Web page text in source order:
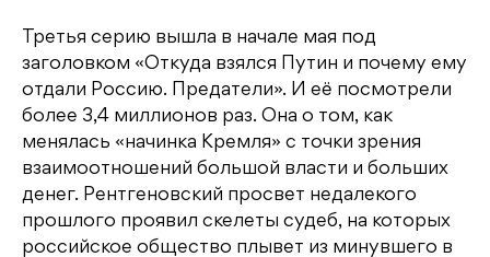
Третья серию вышла в начале мая под
заголовком «Откуда взялся Путин и почему ему
отдали Россию. Предатели». И её посмотрели
более 3,4 миллионов раз. Она о том, как
менялась «начинка Кремля» с точки зрения
взаимоотношений большой власти и больших
денег. Рентгеновский просвет недалекого
прошлого проявил скелеты судеб, на которых
российское общество плывет из минувшего в